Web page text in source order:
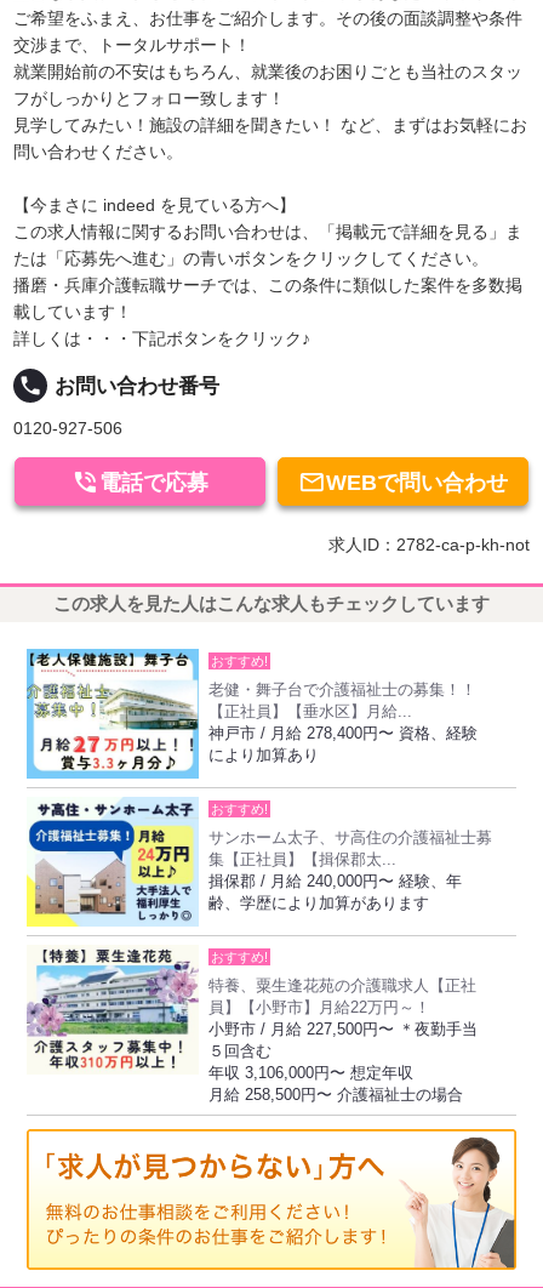
ご希望をふまえ、お仕事をご紹介します。その後の面談調整や条件
交渉まで、トータルサポート！
就業開始前の不安はもちろん、就業後のお困りごとも当社のスタッ
フがしっかりとフォロー致します！
見学してみたい！施設の詳細を聞きたい！ など、まずはお気軽にお
問い合わせください。
【今まさに indeed を見ている方へ】
この求人情報に関するお問い合わせは、「掲載元で詳細を見る」ま
たは「応募先へ進む」の青いボタンをクリックしてください。
播磨・兵庫介護転職サーチでは、この条件に類似した案件を多数掲
載しています！
詳しくは・・・下記ボタンをクリック♪
local_phone お問い合わせ番号
0120-927-506
WEBで問い合わせ
 電話で応募
求人ID：2782-ca-p-kh-not
この求人を見た人はこんな求人もチェックしています
おすすめ!
老健・舞子台で介護福祉士の募集！！
【正社員】【垂水区】月給...
神戸市 / 月給 278,400円〜 資格、経験
により加算あり
おすすめ!
サンホーム太子、サ高住の介護福祉士募
集【正社員】【揖保郡太...
揖保郡 / 月給 240,000円〜 経験、年
齢、学歴により加算があります
おすすめ!
特養、粟生逢花苑の介護職求人【正社
員】【小野市】月給22万円～！
小野市 / 月給 227,500円〜 ＊夜勤手当
５回含む
年収 3,106,000円〜 想定年収
月給 258,500円〜 介護福祉士の場合